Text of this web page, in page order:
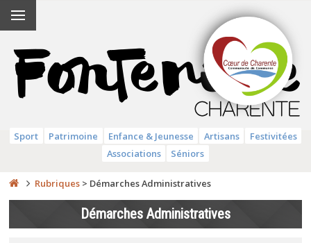
Sport Patrimoine Enfance & Jeunesse Artisans
Festivitées
Associations
Séniors
Rubriques > Démarches Administratives
Démarches Administratives